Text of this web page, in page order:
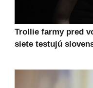
Trollie farmy pred
siete testujú